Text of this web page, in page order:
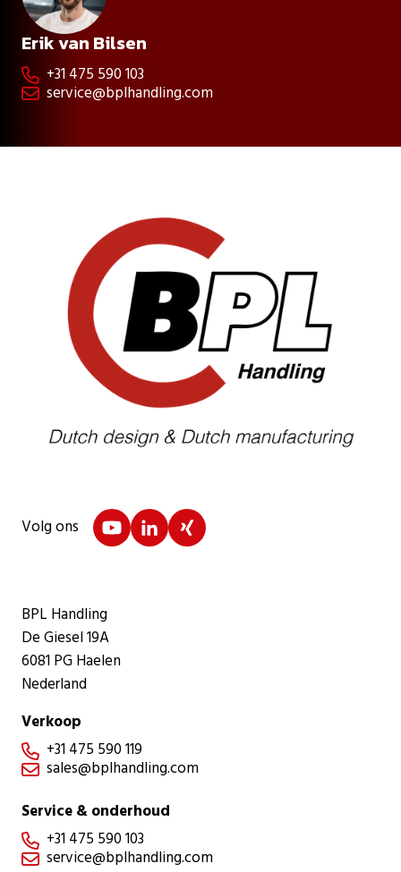
Erik van Bilsen
 +31 475 590 103
 service@bplhandling.com
Volg ons
BPL Handling
De Giesel 19A
6081 PG Haelen
Nederland
Verkoop
 +31 475 590 119
 sales@bplhandling.com
Service & onderhoud
 +31 475 590 103
 service@bplhandling.com